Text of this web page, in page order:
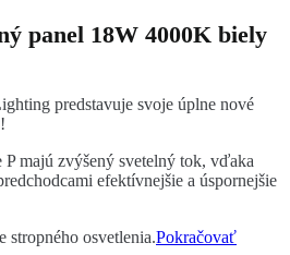
panel 18W 4000K biely
predstavuje svoje úplne nové
majú zvýšený svetelný tok, vďaka
efektívnejšie a úspornejšie
stropného osvetlenia.Pokračovať